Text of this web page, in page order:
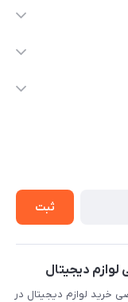
ثبت
دیجیتال
خرید لوازم دیجیتال در